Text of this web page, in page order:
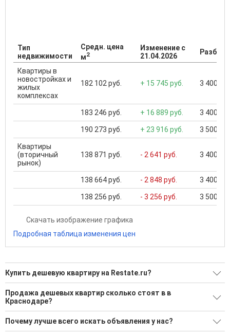
Тип
недвижимости
Средн. цена
м2
Изменение с
21.04.2026
Квартиры в
новостройках и
жилых
комплексах
182 102 руб. + 15 745 руб. 3 400
183 246 руб. + 16 889 руб. 3 400
190 273 руб. + 23 916 руб. 3 500
Квартиры
(вторичный
рынок)
138 871 руб. - 2 641 руб. 3 400
138 664 руб. - 2 848 руб. 3 400
138 256 руб. - 3 256 руб. 3 500
Скачать изображение графика
Подробная таблица изменения цен
Купить дешевую квартиру на Restate.ru?
1072 актуальных и проверенных объявления
Воспользуйтесь нашим поиском по новостройкам, для
подбора подходящего вам варианта
Продажа дешевых квартир сколько стоят в в
Краснодаре?
Средняя площадь: 52.1 кв.м.
Почему лучше всего искать объявления у нас?